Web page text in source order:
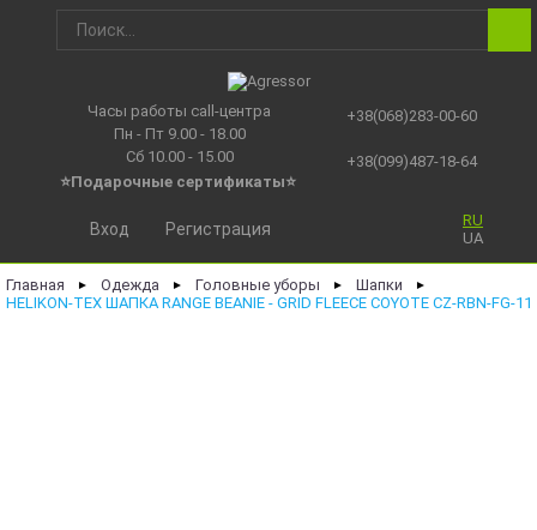
Часы работы call-центра
Пн - Пт 9.00 - 18.00
Сб 10.00 - 15.00
⭐Подарочные сертификаты⭐
+38(068)283-00-60
+38(099)487-18-64
RU
UA
Вход Регистрация
Главная ► Одежда ► Головные уборы ► Шапки ►
HELIKON-TEX ШАПКА RANGE BEANIE - GRID FLEECE COYOTE CZ-RBN-FG-11